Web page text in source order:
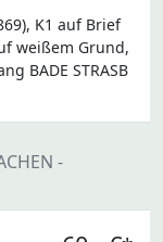
K1 auf Brief
weißem Grund,
BADE STRASB
-